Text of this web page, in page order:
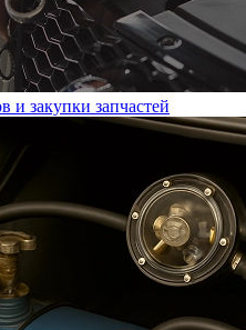
и закупки запчастей